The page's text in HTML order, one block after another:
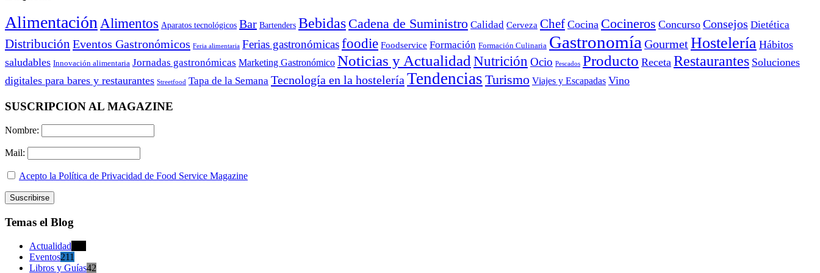
Alimentación Alimentos Aparatos tecnológicos Bar Bartenders Bebidas Cadena de Suministro Calidad Cerveza Chef Cocina Cocineros Concurso Consejos Dietética
Distribución Eventos Gastronómicos Feria alimentaria Ferias gastronómicasfoodie Foodservice Formación Formación Culinaria Gastronomía GourmetHostelería Hábitos
saludables Innovación alimentaria Jornadas gastronómicas Marketing Gastronómico Noticias y Actualidad Nutrición Ocio Pescados Producto Receta Restaurantes Soluciones
digitales para bares y restaurantes Streetfood Tapa de la Semana Tecnología en la hostelería Tendencias Turismo Viajes y Escapadas Vino
SUSCRIPCION AL MAGAZINE
Nombre:
Mail:
Acepto la Política de Privacidad de Food Service Magazine
Temas el Blog
Actualidad
Eventos211
Libros y Guías42